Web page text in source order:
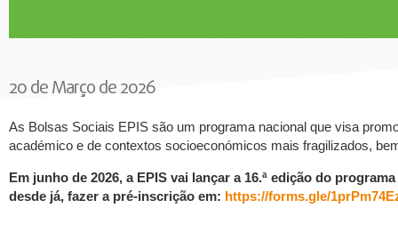
20 de Março de 2026
As Bolsas Sociais EPIS são um programa nacional que visa
académico e de contextos socioeconómicos mais fragilizados,
Em junho de 2026, a EPIS vai lançar a 16.ª edição do
desde já, fazer a pré-inscrição em: https://forms.gle/